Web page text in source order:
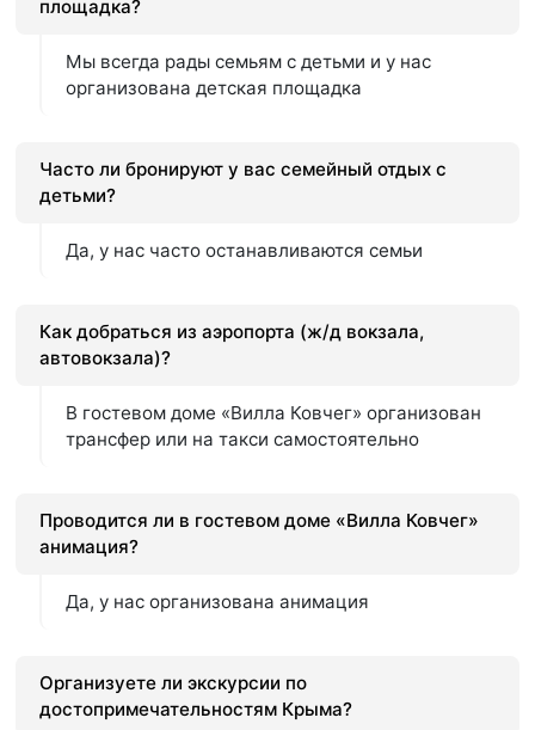
площадка?
Мы всегда рады семьям с детьми и у нас
организована детская площадка
Часто ли бронируют у вас семейный отдых с
детьми?
Да, у нас часто останавливаются семьи
Как добраться из аэропорта (ж/д вокзала,
автовокзала)?
В гостевом доме «Вилла Ковчег» организован
трансфер или на такси самостоятельно
Проводится ли в гостевом доме «Вилла Ковчег»
анимация?
Да, у нас организована анимация
Организуете ли экскурсии по
достопримечательностям Крыма?